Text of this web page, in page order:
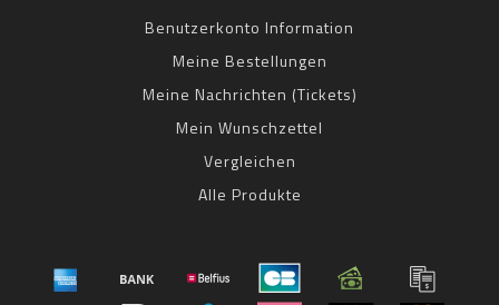
Benutzerkonto Information
Meine Bestellungen
Meine Nachrichten (Tickets)
Mein Wunschzettel
Vergleichen
Alle Produkte